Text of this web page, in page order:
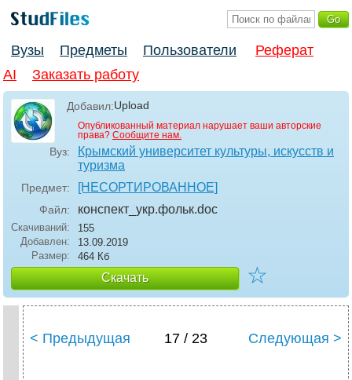
Вузы Предметы Пользователи
Реферат
AI
Заказать работу
Добавил:Upload
Опубликованный материал нарушает ваши авторские
права? Сообщите нам.
Вуз:
Крымский университет культуры, искусств и
туризма
Предмет: [НЕСОРТИРОВАННОЕ]
Файл: конспект_укр.фольк.doc
Скачиваний:
155
Добавлен:
13.09.2019
Размер:
464 Кб
Скачать ☆
< Предыдущая 17 / 23 Следующая >